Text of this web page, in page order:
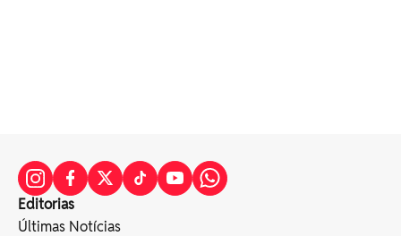
Editorias
Últimas Notícias